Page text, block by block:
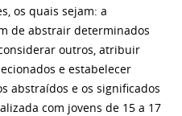
os quais sejam: a
de abstrair determinados
outros, atribuir
e estabelecer
abstraídos e os significados
com jovens de 15 a 17